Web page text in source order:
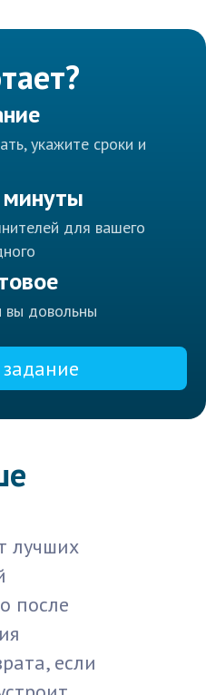
укажите сроки и
для вашего
вы довольны
лучших
после
если